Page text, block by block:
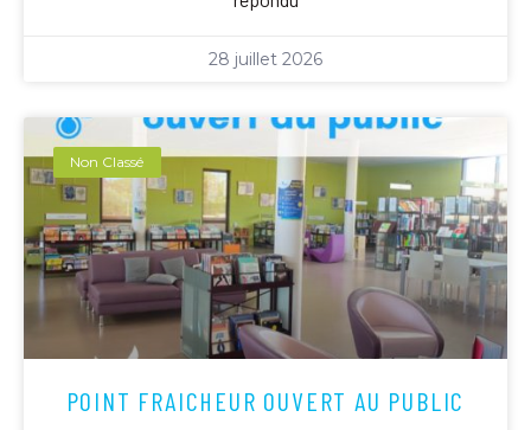
28 juillet 2026
Non Classé
POINT FRAICHEUR OUVERT AU PUBLIC